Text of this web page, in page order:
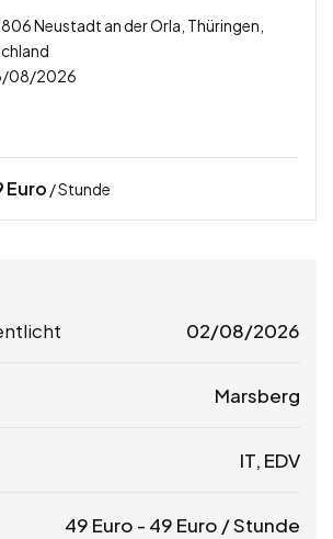
Neustadt an der Orla, Thüringen,
08/2026
Euro / Stunde
02/08/2026
Marsberg
IT, EDV
49 Euro - 49 Euro / Stunde